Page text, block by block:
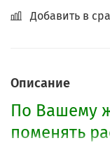
Добавить в
Описание
По Вашему
поменять